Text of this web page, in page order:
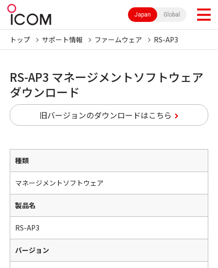
Japan Global
トップ サポート情報 ファームウェア RS-AP3
RS-AP3 マネージメントソフトウェア
ダウンロード
旧バージョンのダウンロードはこちら
種類
マネージメントソフトウェア
製品名
RS-AP3
バージョン